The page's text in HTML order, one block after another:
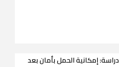
دراسة: إمكانية الحمل بأمان بعد